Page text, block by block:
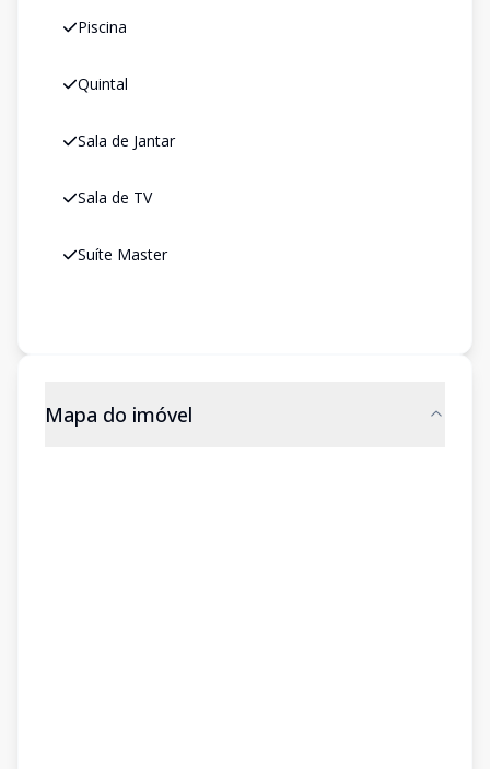
Piscina
Quintal
Sala de Jantar
Sala de TV
Suíte Master
Mapa do imóvel